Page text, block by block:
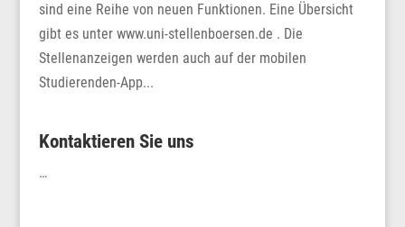
sind eine Reihe von neuen Funktionen. Eine Übersicht
gibt es unter www.uni-stellenboersen.de . Die
Stellenanzeigen werden auch auf der mobilen
Studierenden-App...
Kontaktieren Sie uns
…